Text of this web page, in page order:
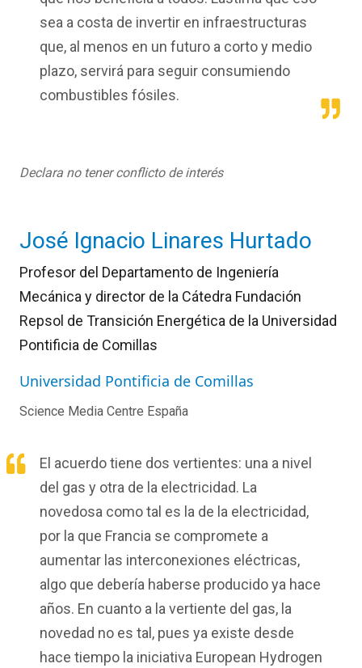
sea a costa de invertir en infraestructuras
que, al menos en un futuro a corto y medio
plazo, servirá para seguir consumiendo
combustibles fósiles.
Declara no tener conflicto de interés
José Ignacio Linares Hurtado
Profesor del Departamento de Ingeniería
Mecánica y director de la Cátedra Fundación
Repsol de Transición Energética de la Universidad
Pontificia de Comillas
Universidad Pontificia de Comillas
Science Media Centre España
El acuerdo tiene dos vertientes: una a nivel
del gas y otra de la electricidad. La
novedosa como tal es la de la electricidad,
por la que Francia se compromete a
aumentar las interconexiones eléctricas,
algo que debería haberse producido ya hace
años. En cuanto a la vertiente del gas, la
novedad no es tal, pues ya existe desde
hace tiempo la iniciativa European Hydrogen